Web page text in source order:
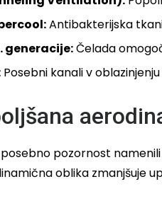
Antibakterijska
generacije:Čelada
Posebni kanali v
posebno pozornost namenili
oblika zmanjšuje